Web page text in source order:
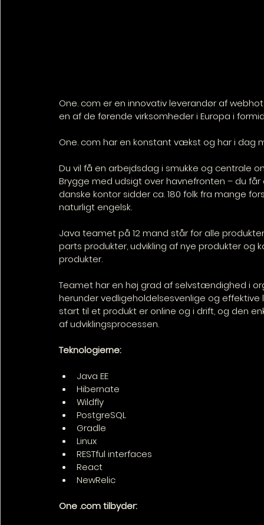
One. com er en innovativ leverandør af
en af de førende virksomheder i Europa i
One. com har en konstant vækst og har i dag
Du vil få en arbejdsdag i smukke og centrale
Brygge med udsigt over havnefronten – du
danske kontor sidder ca. 180 folk fra mange
naturligt engelsk.
Java teamet på 12 mand står for alle
parts produkter, udvikling af nye produkter
produkter.
Teamet har en høj grad af selvstændighed i
herunder vedligeholdelsesvenlige og
start til et produkt er online og i drift, og den
af udviklingsprocessen.
Teknologierne:
Java EE
Hibernate
Wildfly
PostgreSQL
Gradle
Linux
RESTful interfaces
React
NewRelic
One .com tilbyder: